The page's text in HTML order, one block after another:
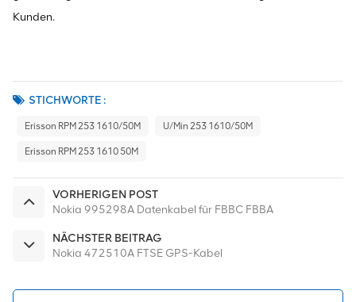
Kunden.
STICHWORTE :
Erisson RPM 253 1610/50M U/min 253 1610/50M
Erisson RPM 253 1610 50M
VORHERIGEN POST
Nokia 995298A Datenkabel für FBBC FBBA
NÄCHSTER BEITRAG
Nokia 472510A FTSE GPS-Kabel